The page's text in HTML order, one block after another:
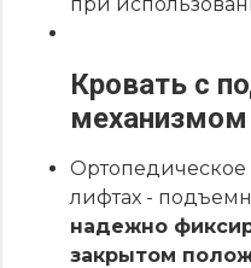
Кровать с
механизмом
Ортопедическое
лифтах -
надежно
закрытом